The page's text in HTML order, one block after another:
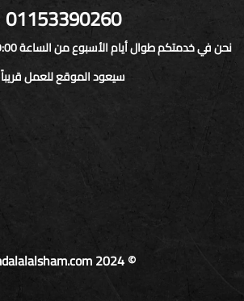
01153390260
نحن في خدمتكم طوال أيام الأسبوع من الساعة 9:00 صباحاً حتى 1:30 صباحاً
سيعود الموقع للعمل قريباً
© mdalalalsham.com 2024